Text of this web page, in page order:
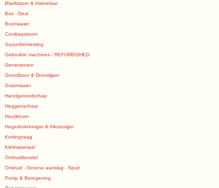
Bladblazer & Hakselaar
Bos - Deal
Bosmaaier
Combisysteem
Gazonbemesting
Gebruikte machines - REFURBISHED
Generatoren
Grondboor & Doorslijper
Grasmaaier
Handgereedschap
Heggenschaar
Houtklover
Hogedrukreiniger & Alleszuiger
Kettingzaag
Klimmateriaal
Onkruidborstel
Onkruid - Groene aanslag - Spuit
Pomp & Beregening